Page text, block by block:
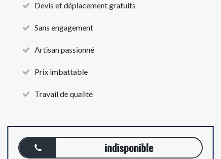
Devis et déplacement gratuits
Sans engagement
Artisan passionné
Prix imbattable
Travail de qualité
indisponible